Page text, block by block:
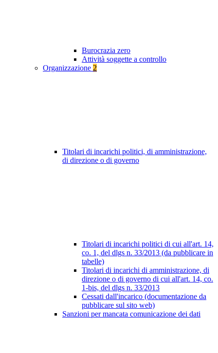
Burocrazia zero
Attività soggette a controllo
Organizzazione 2
Titolari di incarichi politici, di amministrazione,
di direzione o di governo
Titolari di incarichi politici di cui all'art. 14,
co. 1, del dlgs n. 33/2013 (da pubblicare in
tabelle)
Titolari di incarichi di amministrazione, di
direzione o di governo di cui all'art. 14, co.
1-bis, del dlgs n. 33/2013
Cessati dall'incarico (documentazione da
pubblicare sul sito web)
Sanzioni per mancata comunicazione dei dati